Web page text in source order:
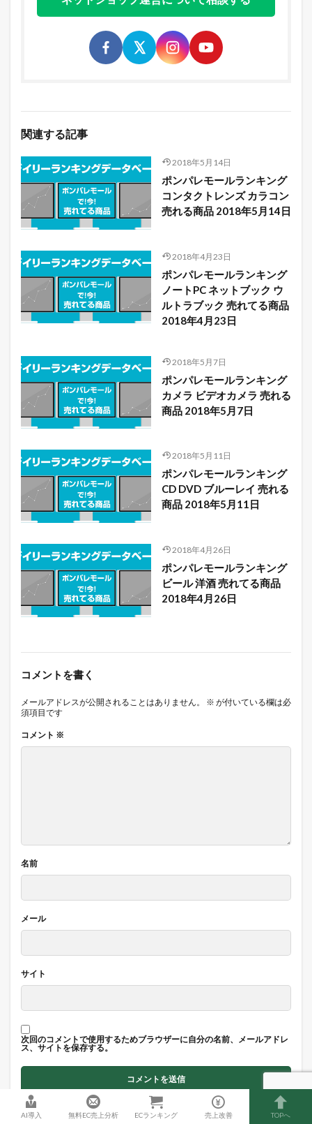
関連する記事
2018年5月14日
ポンパレモールランキング
コンタクトレンズ カラコン
売れる商品 2018年5月14日
2018年4月23日
ポンパレモールランキング
ノートPC ネットブック ウ
ルトラブック 売れてる商品
2018年4月23日
2018年5月7日
ポンパレモールランキング
カメラ ビデオカメラ 売れる
商品 2018年5月7日
2018年5月11日
ポンパレモールランキング
CD DVD ブルーレイ 売れる
商品 2018年5月11日
2018年4月26日
ポンパレモールランキング
ビール 洋酒 売れてる商品
2018年4月26日
コメントを書く
メールアドレスが公開されることはありません。 ※ が付いている欄は必
須項目です
コメント ※
名前
メール
サイト
次回のコメントで使用するためブラウザーに自分の名前、メールアドレ
ス、サイトを保存する。
日本語が含まれない投稿は無視されますのでご注意ください。（スパム
対策）
AI導入 無料EC売上分析 ECランキング 売上改善 TOPへ